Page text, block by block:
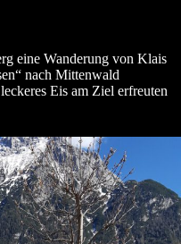
eine Wanderung von Klais
nach Mittenwald
Eis am Ziel erfreuten